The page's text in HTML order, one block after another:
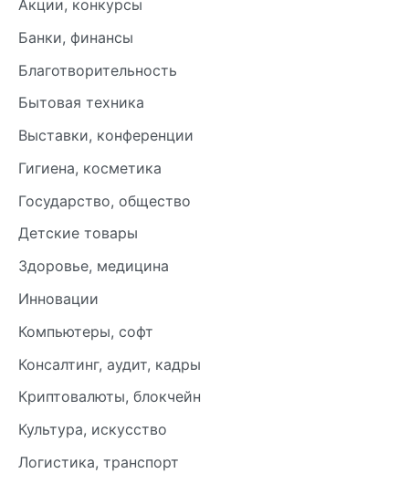
Акции, конкурсы
Банки, финансы
Благотворительность
Бытовая техника
Выставки, конференции
Гигиена, косметика
Государство, общество
Детские товары
Здоровье, медицина
Инновации
Компьютеры, софт
Консалтинг, аудит, кадры
Криптовалюты, блокчейн
Культура, искусство
Логистика, транспорт